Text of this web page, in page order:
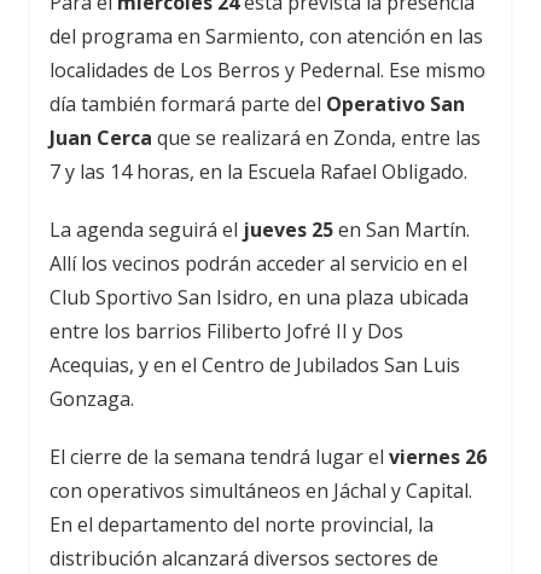
del programa en Sarmiento, con atención en las
localidades de Los Berros y Pedernal. Ese mismo
día también formará parte del Operativo San
Juan Cerca que se realizará en Zonda, entre las
7 y las 14 horas, en la Escuela Rafael Obligado.
La agenda seguirá el jueves 25en San Martín.
Allí los vecinos podrán acceder al servicio en el
Club Sportivo San Isidro, en una plaza ubicada
entre los barrios Filiberto Jofré II y Dos
Acequias, y en el Centro de Jubilados San Luis
Gonzaga.
El cierre de la semana tendrá lugar el viernes 26
con operativos simultáneos en Jáchal y Capital.
En el departamento del norte provincial, la
distribución alcanzará diversos sectores de